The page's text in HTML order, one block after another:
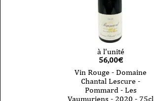
à l'unité
56,00€
Vin Rouge - Domaine
Chantal Lescure -
Pommard - Les
Vaumuriens - 2020 - 75cl